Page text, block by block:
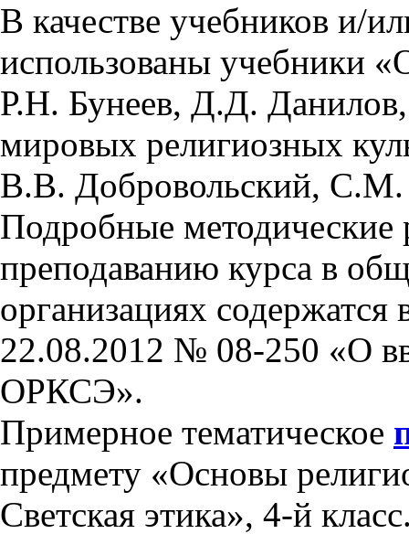
В качестве учебников и/
использованы учебники
Р.Н. Бунеев, Д.Д.
мировых религиозных
В.В. Добровольский,
Подробные методические
преподаванию курса в
организациях содержатся
22.08.2012 № 08-250 «О
ОРКСЭ».
Примерное тематическое
предмету «Основы
Светская этика», 4-й